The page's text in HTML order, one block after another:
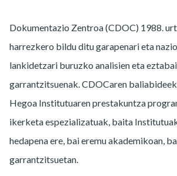
Dokumentazio Zentroa (CDOC) 1988.
harrezkero bildu ditu garapenari eta
lankidetzari buruzko analisien eta
garrantzitsuenak. CDOCaren
Hegoa Institutuaren prestakuntza
ikerketa espezializatuak, baita
hedapena ere, bai eremu akademikoan,
garrantzitsuetan.